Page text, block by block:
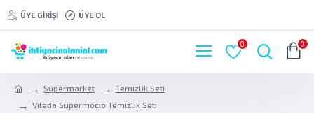
ÜYE GIRIŞI ÜYE OL
0 0
Süpermarket
Temizlik Seti
Vileda Süpermocio Temizlik Seti